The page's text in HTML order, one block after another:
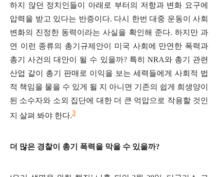
하지 않던 정치인들이 아래로 부터의 저항과 변화 요구에
압력을 받고 있다는 반증이다. 다시 한번 대중 운동이 사회
변화의 진정한 동력이라는 사실을 확인해 준다. 하지만 과
연 이런 종류의 총기규제안이 미국 사회에 만연한 폭력과
총기 사건의 대안이 될 수 있을까? 특히 NRA와 총기 관련
산업 같이 총기 판매로 이익을 보는 세력들에게 사회적 법
적 책임을 물을 수 있게 될 지 아니면 기존의 쉽게 희생양이
된 소수자와 소외 집단에 대한 더 큰 억압으로 작용할 것인
지 살펴 봐야 한다.3
더 많은 경찰이 총기 폭력을 막을 수 있을까?